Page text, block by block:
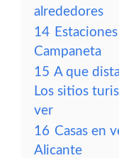
alrededores
14
Campaneta
15 A que
Los sitios
ver
16 Casas en
Alicante